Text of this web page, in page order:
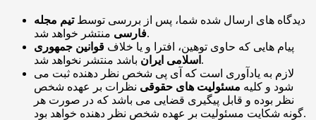
دیدگاه های ارسال شده شما، پس از بررسی توسطتیم مجله
فارسیمنتشر خواهد شد.
پیام هایی که حاوی توهین، افترا و یا خلاف قوانین جمهوری
اسلامی ایران باشد منتشر نخواهد شد.
لازم به یادآوری است که آی پی شخص نظر دهنده ثبت می
شود و کلیه مسئولیت های حقوقی نظرات بر عهده شخص
نظر بوده و قابل پیگیری قضایی می باشد که در صورت هر
گونه شکایت مسئولیت بر عهده شخص نظر دهنده خواهد بود.